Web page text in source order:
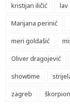
kristijan iličić
lav
Marijana perinić
meri goldašić
Oliver dragojević
showtime
zagreb
škorpion